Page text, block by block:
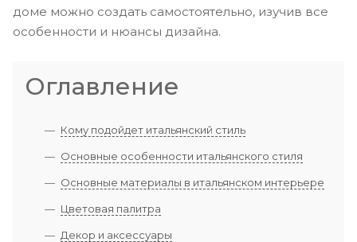
доме можно создать самостоятельно, изучив все
особенности и нюансы дизайна.
Оглавление
Кому подойдет итальянский стиль
Основные особенности итальянского стиля
Основные материалы в итальянском интерьере
Цветовая палитра
Декор и аксессуары